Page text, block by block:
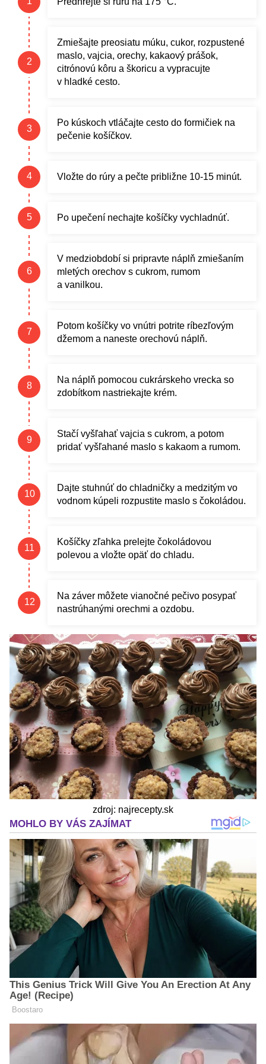
Zmiešajte preosiatu múku, cukor, rozpustené
maslo, vajcia, orechy, kakaový prášok,
citrónovú kôru a škoricu a vypracujte
v hladké cesto.
Po kúskoch vtláčajte cesto do formičiek na
pečenie košíčkov.
Vložte do rúry a pečte približne 10-15 minút.
Po upečení nechajte košíčky vychladnúť.
V medziobdobí si pripravte náplň zmiešaním
mletých orechov s cukrom, rumom
a vanilkou.
Potom košíčky vo vnútri potrite ríbezľovým
džemom a naneste orechovú náplň.
Na náplň pomocou cukrárskeho vrecka so
zdobítkom nastriekajte krém.
Stačí vyšľahať vajcia s cukrom, a potom
pridať vyšľahané maslo s kakaom a rumom.
Dajte stuhnúť do chladničky a medzitým vo
vodnom kúpeli rozpustite maslo s čokoládou.
Košíčky zľahka prelejte čokoládovou
polevou a vložte opäť do chladu.
Na záver môžete vianočné pečivo posypať
nastrúhanými orechmi a ozdobu.
zdroj: najrecepty.sk